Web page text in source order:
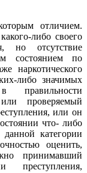
отличием.
либо своего
но отсутствие
состоянием по
наркотического
либо значимых
правильности
проверяемый
или он
что- либо
категории
оценить,
принимавший
преступления,